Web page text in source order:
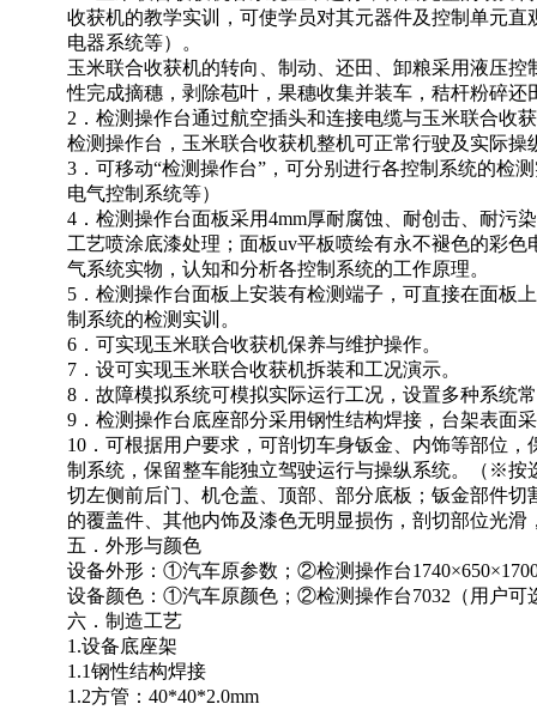
收获机的教学实训，可使学员对其元器件及控制单元
电器系统等）。
玉米联合收获机的转向、制动、还田、卸粮采用液压
性完成摘穗，剥除苞叶，果穗收集并装车，秸杆粉碎还
2．检测操作台通过航空插头和连接电缆与玉米联合收
检测操作台，玉米联合收获机整机可正常行驶及实际操
3．可移动“检测操作台”，可分别进行各控制系统的
电气控制系统等）
4．检测操作台面板采用4mm厚耐腐蚀、耐创击、耐污
工艺喷涂底漆处理；面板uv平板喷绘有永不褪色的彩
气系统实物，认知和分析各控制系统的工作原理。
5．检测操作台面板上安装有检测端子，可直接在面板
制系统的检测实训。
6．可实现玉米联合收获机保养与维护操作。
7．设可实现玉米联合收获机拆装和工况演示。
8．故障模拟系统可模拟实际运行工况，设置多种系统
9．检测操作台底座部分采用钢性结构焊接，台架表面
10．可根据用户要求，可剖切车身钣金、内饰等部位
制系统，保留整车能独立驾驶运行与操纵系统。（※按
切左侧前后门、机仓盖、顶部、部分底板；钣金部件
的覆盖件、其他内饰及漆色无明显损伤，剖切部位光
五．外形与颜色
设备外形： ①汽车原参数；②检测操作台
设备颜色： ①汽车原颜色；②检测操作台7032（用户可
六．制造工艺
1.设备底座架
1.1钢性结构焊接
1.2方管：40*40*2.0mm